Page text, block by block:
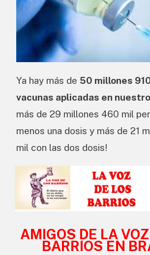
Ya hay más de 50 millones
vacunas aplicadas en
más de 29 millones 460 mil
menos una dosis y más de 21
mil con las dos dosis!
AMIGOS DE LA
BARRIOS EN